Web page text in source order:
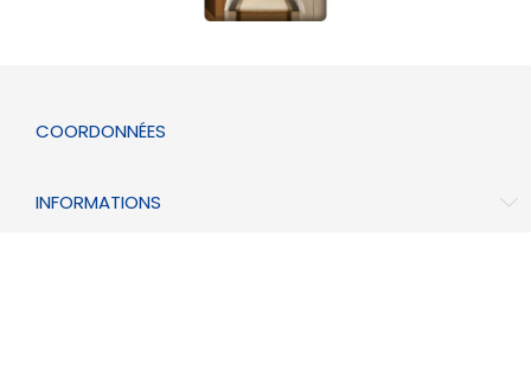
COORDONNÉES
INFORMATIONS